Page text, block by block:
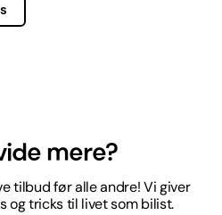
mere?
tilbud før alle andre! Vi giver
og tricks til livet som bilist.